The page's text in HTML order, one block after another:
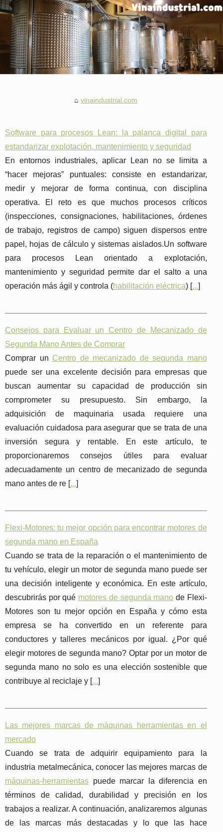
vinaindustrial.com
Software para procesos Lean: la palanca digital para
estandarizar explotación, mantenimiento y seguridad
En entornos industriales, aplicar Lean no se limita a
“hacer mejoras” puntuales: consiste en estandarizar,
medir y mejorar de forma continua, con disciplina
operativa. El reto es que muchos procesos críticos
(inspecciones, consignaciones, habilitaciones, órdenes
de trabajo, registros de campo) siguen dispersos entre
papel, hojas de cálculo y sistemas aislados.Un software
para procesos Lean orientado a explotación,
mantenimiento y seguridad permite dar el salto a una
operación más ágil y controla (habilitación eléctrica) [...]
Consejos para Evaluar un Centro de Mecanizado de
Segunda Mano Antes de Comprar
Comprar un Centro de mecanizado de segunda mano
puede ser una excelente decisión para empresas que
buscan aumentar su capacidad de producción sin
comprometer su presupuesto. Sin embargo, la
adquisición de maquinaria usada requiere una
evaluación cuidadosa para asegurar que se trata de una
inversión segura y rentable. En este artículo, te
proporcionaremos consejos útiles para evaluar
adecuadamente un centro de mecanizado de segunda
mano antes de re [...]
Flexi-Motores: tu mejor opción para encontrar motores de
segunda mano en España
Cuando se trata de la reparación o el mantenimiento de
tu vehículo, elegir un motor de segunda mano puede ser
una decisión inteligente y económica. En este artículo,
descubrirás por qué motores de segunda mano de Flexi-
Motores son tu mejor opción en España y cómo esta
empresa se ha convertido en un referente para
conductores y talleres mecánicos por igual. ¿Por qué
elegir motores de segunda mano? Optar por un motor de
segunda mano no solo es una elección sostenible que
contribuye al reciclaje y [...]
Las mejores marcas de máquinas herramientas en el
mercado
Cuando se trata de adquirir equipamiento para la
industria metalmecánica, conocer las mejores marcas de
máquinas-herramientas puede marcar la diferencia en
términos de calidad, durabilidad y precisión en los
trabajos a realizar. A continuación, analizaremos algunas
de las marcas más destacadas y lo que las hace